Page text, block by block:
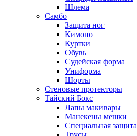
Шлема
Самбо
Защита ног
Кимоно
Куртки
Обувь
Судейская форма
Униформа
Шорты
Стеновые протекторы
Тайский Бокс
Лапы макивары
Манекены мешки
Специальная защита